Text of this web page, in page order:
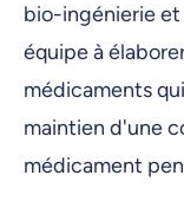
bio-ingénierie
équipe à
médicaments
maintien d'une
médicament